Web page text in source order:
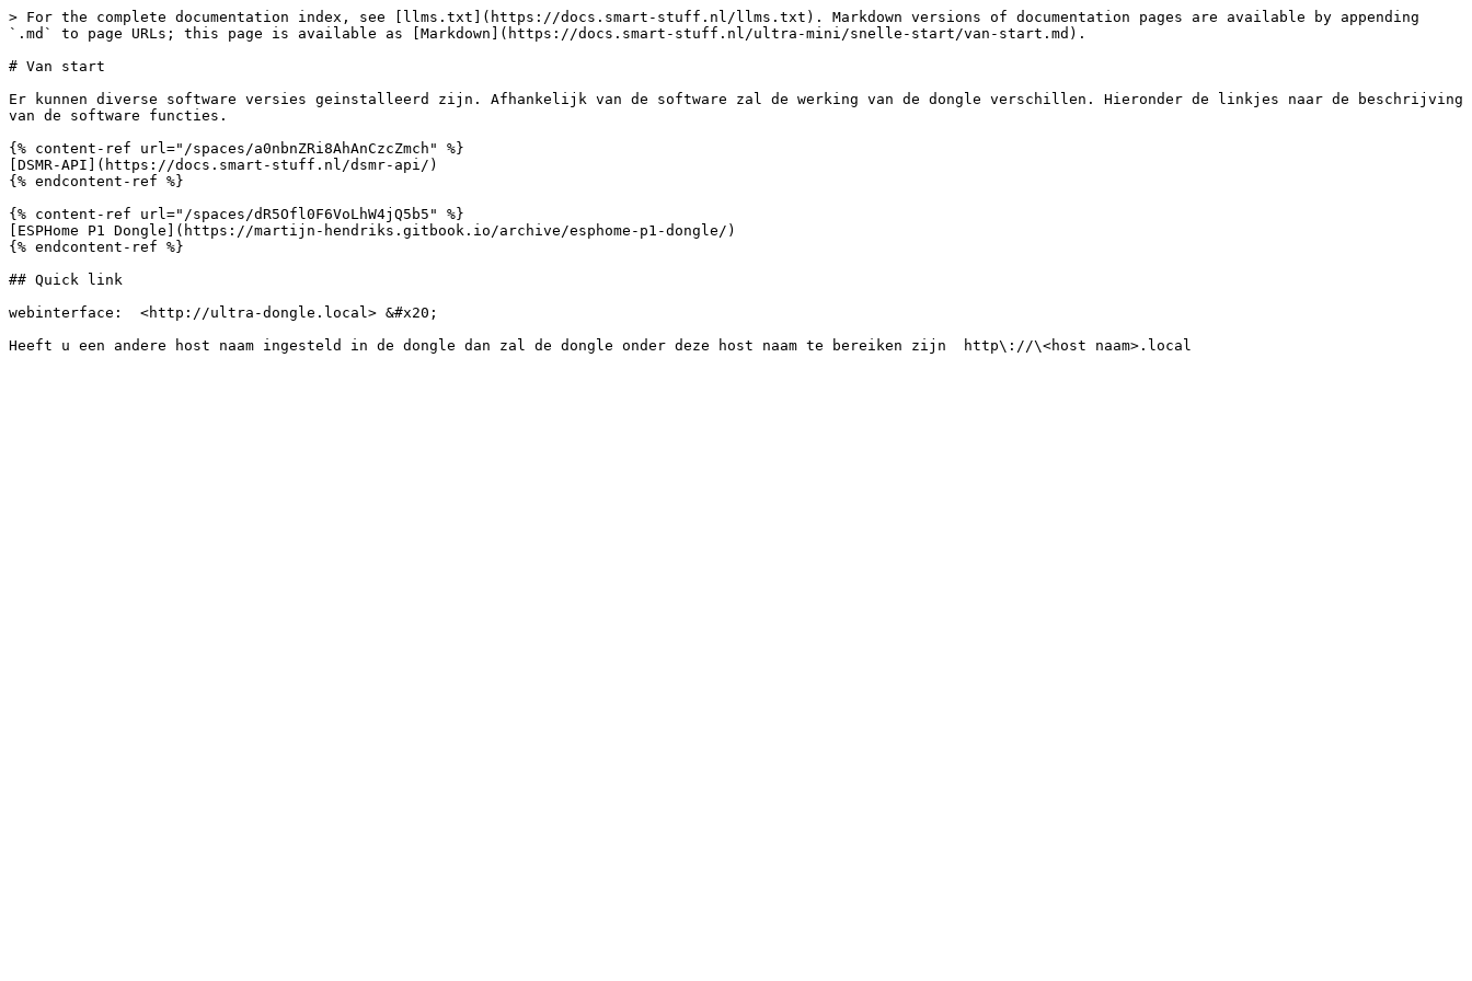
> For the complete documentation index, see [llms.txt](https://docs.smart-stuff.nl/llms.txt). Markdown versions of documentation pages are available by appending
`.md` to page URLs; this page is available as [Markdown](https://docs.smart-stuff.nl/ultra-mini/snelle-start/van-start.md).
# Van start
Er kunnen diverse software versies geinstalleerd zijn. Afhankelijk van de software zal de werking van de dongle verschillen. Hieronder de linkjes naar de beschrijving
van de software functies.
{% content-ref url="/spaces/a0nbnZRi8AhAnCzcZmch" %}
[DSMR-API](https://docs.smart-stuff.nl/dsmr-api/)
{% endcontent-ref %}
{% content-ref url="/spaces/dR5Ofl0F6VoLhW4jQ5b5" %}
[ESPHome P1 Dongle](https://martijn-hendriks.gitbook.io/archive/esphome-p1-dongle/)
{% endcontent-ref %}
## Quick link
webinterface:  <http://ultra-dongle.local> &#x20;